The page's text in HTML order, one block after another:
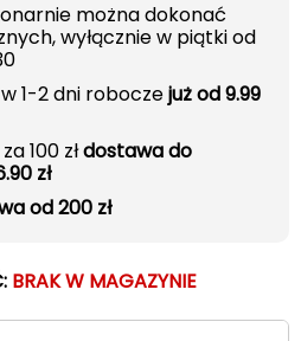
można dokonać
wyłącznie w piątki od
1-2 dni roboczejuż od 9.99
100 złdostawa do
zł
od 200 zł
BRAK W MAGAZYNIE